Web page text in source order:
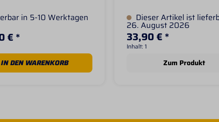
und Ornamenten
durch
x H 33/4" x 2 3/4" (ca.
in 5-10 Werktagen
€ *
IN DEN WARENKORB
Buckle, oder?!?Sehr
individuelles Buckle in
besonderer Form- und
Farbgebung.Der deutlich
hervorgehobene
umgeben von einem
klassischen Aztek-Muster,
Dieser Artikel ist
26. August 2026
33,90 € *
Inhalt: 1
Zum Produkt